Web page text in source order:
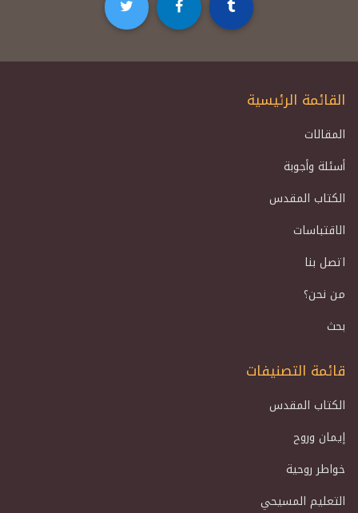
القائمة الرئيسية
المقالات
أسئلة وأجوبة
الكتاب المقدس
الاقتباسات
اتصل بنا
من نحن؟
بحث
قائمة التصنيفات
الكتاب المقدس
إيمان وروح
خواطر روحية
التعليم المسيحي